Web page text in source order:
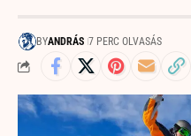
BYANDRÁS 7 PERC OLVASÁS